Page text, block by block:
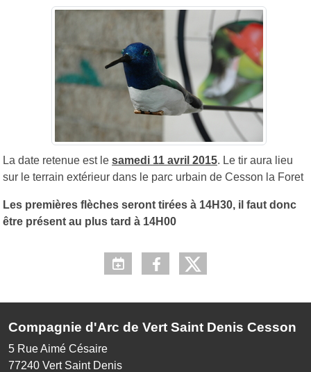
La date retenue est le samedi 11 avril 2015. Le tir aura lieu
sur le terrain extérieur dans le parc urbain de Cesson la Foret
Les premières flèches seront tirées à 14H30, il faut donc
être présent au plus tard à 14H00
Compagnie d'Arc de Vert Saint Denis Cesson
5 Rue Aimé Césaire
77240 Vert Saint Denis